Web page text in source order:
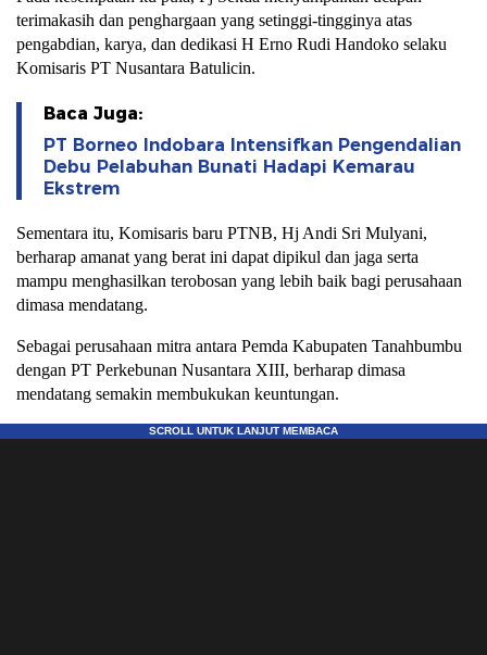
terimakasih dan penghargaan yang setinggi-tingginya atas
pengabdian, karya, dan dedikasi H Erno Rudi Handoko selaku
Komisaris PT Nusantara Batulicin.
Baca Juga:
PT Borneo Indobara Intensifkan Pengendalian
Debu Pelabuhan Bunati Hadapi Kemarau
Ekstrem
Sementara itu, Komisaris baru PTNB, Hj Andi Sri Mulyani,
berharap amanat yang berat ini dapat dipikul dan jaga serta
mampu menghasilkan terobosan yang lebih baik bagi perusahaan
dimasa mendatang.
Sebagai perusahaan mitra antara Pemda Kabupaten Tanahbumbu
dengan PT Perkebunan Nusantara XIII, berharap dimasa
mendatang semakin membukukan keuntungan.